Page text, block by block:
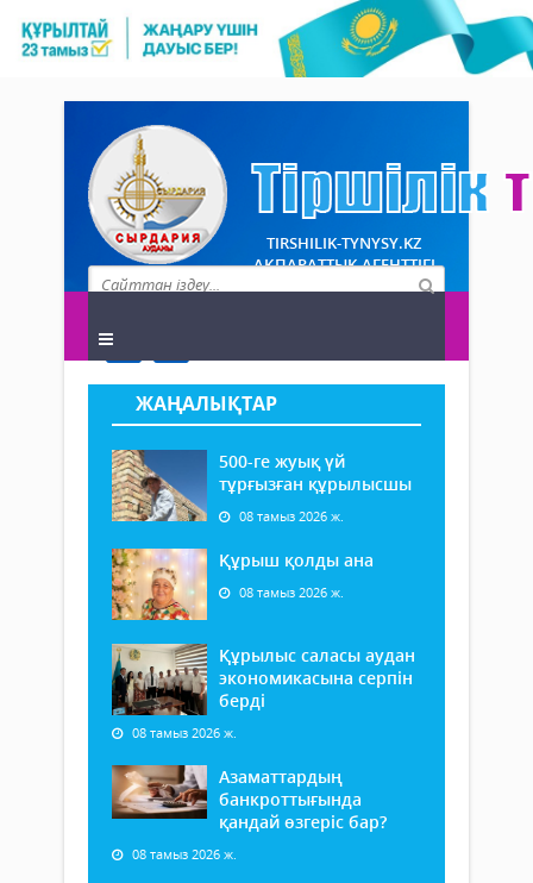
TIRSHILIK-TYNYSY.KZ
АҚПАРАТТЫҚ АГЕНТТІГІ
ЖАҢАЛЫҚТАР
500-ге жуық үй
тұрғызған құрылысшы
08 тамыз 2026 ж.
Құрыш қолды ана
08 тамыз 2026 ж.
Құрылыс саласы аудан
экономикасына серпін
берді
08 тамыз 2026 ж.
Азаматтардың
банкроттығында
қандай өзгеріс бар?
08 тамыз 2026 ж.